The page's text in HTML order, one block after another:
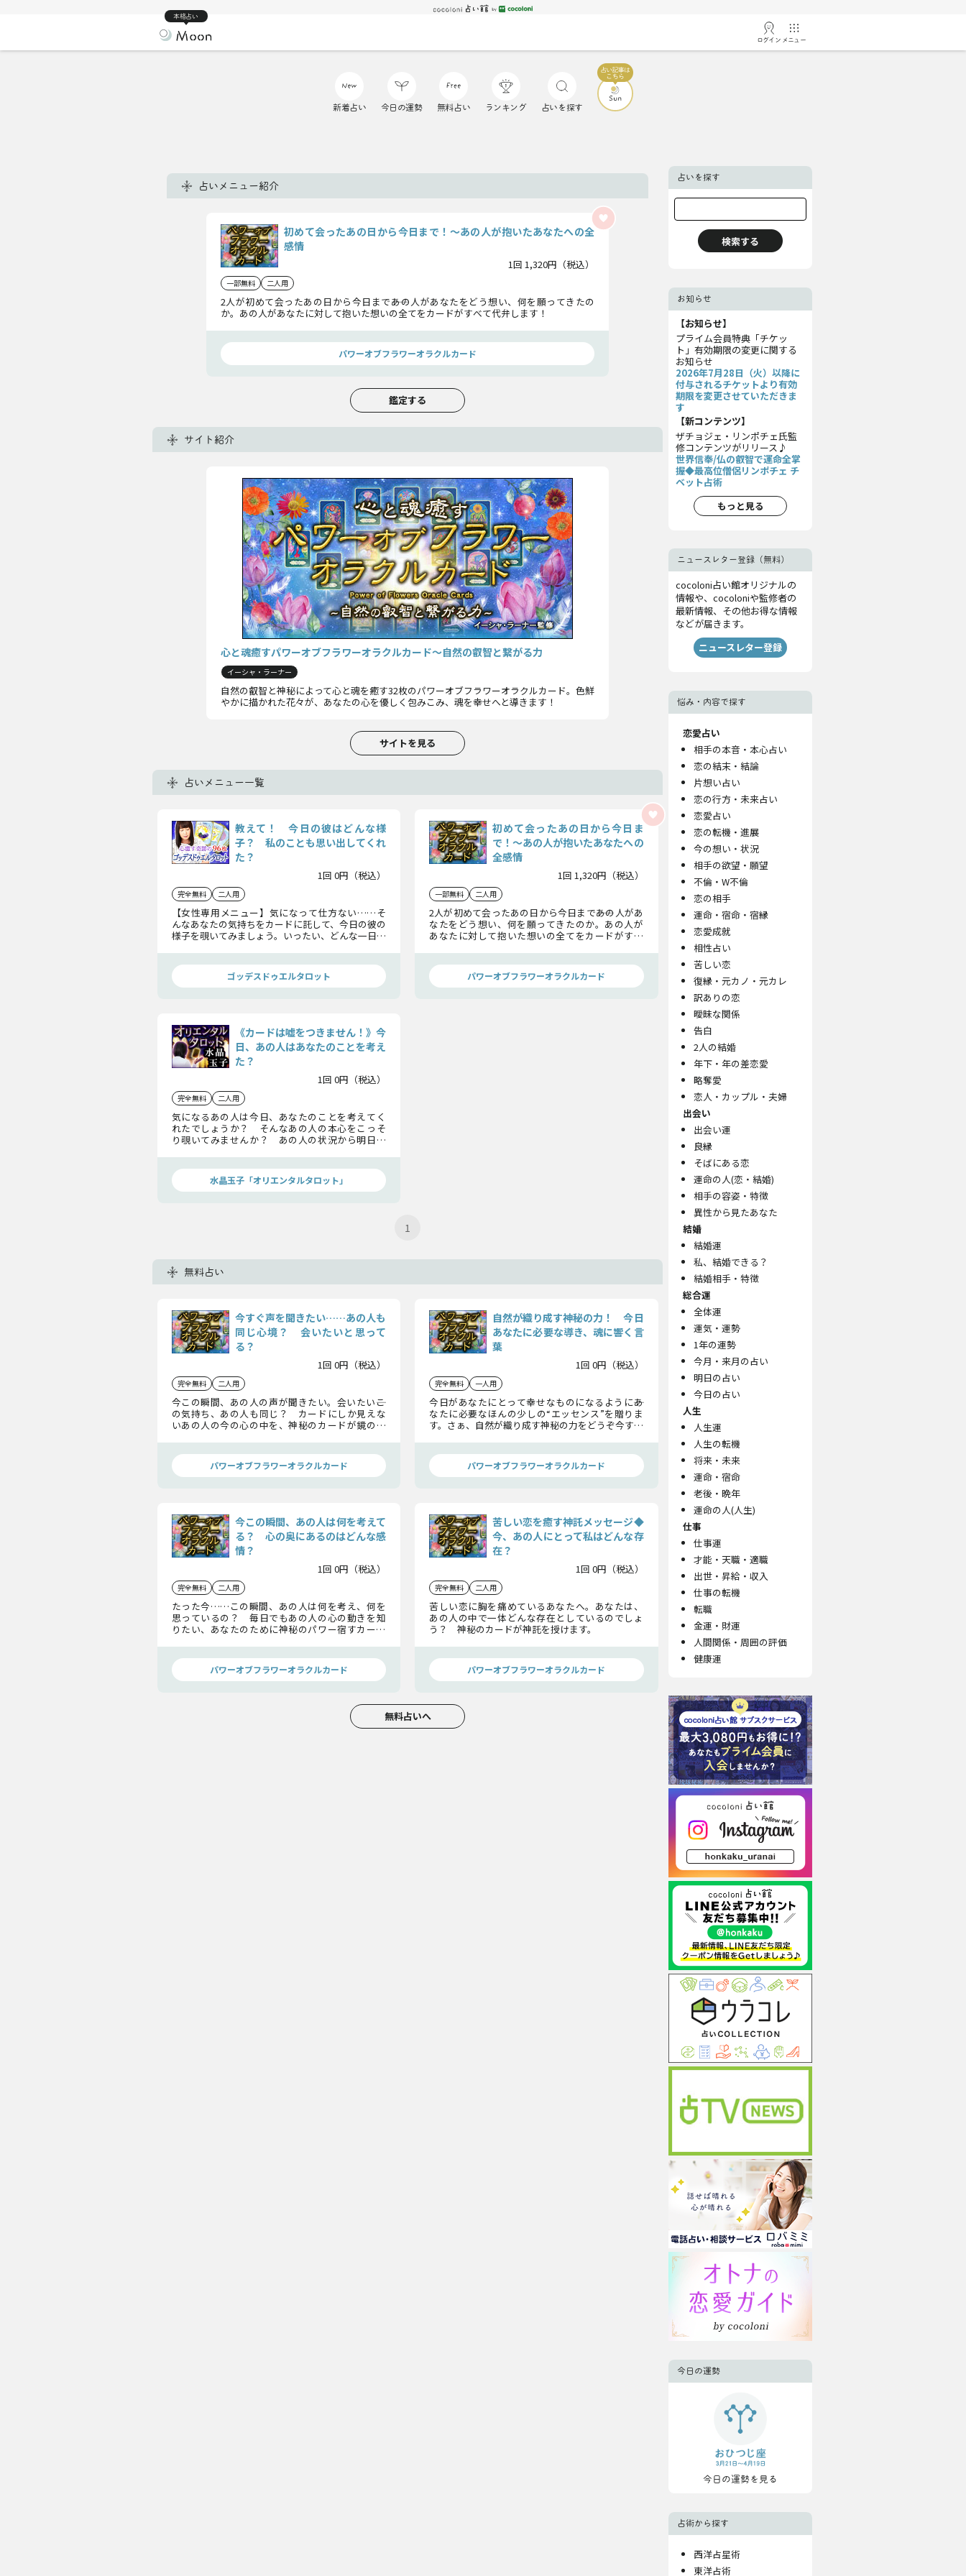
本格占い
ログイン メニュー
新着占い 今日の運勢 無料占い ランキング 占いを探す
占いメニュー紹介
初めて会ったあの日から今日まで！〜あの人が抱いたあなたへの全
感情
1回 1,320円（税込）
一部無料 二人用
2人が初めて会ったあの日から今日まで――あの人があなたをどう想い、何を願ってきたの
か。あの人があなたに対して抱いた想いの全てをカードがすべて代弁します！
パワーオブフラワーオラクルカード
鑑定する
サイト紹介
心と魂癒すパワーオブフラワーオラクルカード〜自然の叡智と繋がる力
イーシャ・ラーナー
自然の叡智と神秘によって心と魂を癒す32枚のパワーオブフラワーオラクルカード。色鮮
やかに描かれた花々が、あなたの心を優しく包みこみ、魂を幸せへと導きます！
サイトを見る
占いメニュー一覧
教えて！ 今日の彼はどんな様
子？ 私のことも思い出してくれ
た？
1回 0円（税込）
完全無料 二人用
【女性専用メニュー】気になって仕方ない……そ
んなあなたの気持ちをカードに託して、今日の彼の
様子を覗いてみましょう。いったい、どんな一日を
ゴッデスドゥエルタロット
初めて会ったあの日から今日ま
で！〜あの人が抱いたあなたへの
全感情
1回 1,320円（税込）
一部無料 二人用
2人が初めて会ったあの日から今日まで――あの人があ
なたをどう想い、何を願ってきたのか。あの人が
あなたに対して抱いた想いの全てをカードがすべ
パワーオブフラワーオラクルカード
《カードは嘘をつきません！》今
日、あの人はあなたのことを考え
た？
1回 0円（税込）
完全無料 二人用
気になるあの人は今日、あなたのことを考えてく
れたでしょうか？ そんなあの人の本心をこっそ
り覗いてみませんか？ あの人の状況から明日の
水晶玉子「オリエンタルタロット」
1
無料占い
今すぐ声を聞きたい……あの人も
同じ心境？ 会いたいと思って
る？
1回 0円（税込）
完全無料 二人用
今この瞬間、あの人の声が聞きたい。会いたい――こ
の気持ち、あの人も同じ？ カードにしか見えな
いあの人の今の心の中を、神秘のカードが鏡のよ
パワーオブフラワーオラクルカード
自然が織り成す神秘の力！ 今日
あなたに必要な導き、魂に響く言
葉
1回 0円（税込）
完全無料 一人用
今日があなたにとって幸せなものになるように――あ
なたに必要なほんの少しの“エッセンス”を贈りま
す。さぁ、自然が織り成す神秘の力をどうぞ今すぐ
パワーオブフラワーオラクルカード
今この瞬間、あの人は何を考えて
る？ 心の奥にあるのはどんな感
情？
1回 0円（税込）
完全無料 二人用
たった今……この瞬間、あの人は何を考え、何を
思っているの？ 毎日でもあの人の心の動きを知
りたい、あなたのために神秘のパワー宿すカード
パワーオブフラワーオラクルカード
苦しい恋を癒す神託メッセージ◆
今、あの人にとって私はどんな存
在？
1回 0円（税込）
完全無料 二人用
苦しい恋に胸を痛めているあなたへ。あなたは、
あの人の中で一体どんな存在としているのでしょ
う？ 神秘のカードが神託を授けます。
パワーオブフラワーオラクルカード
無料占いへ
占いを探す
お知らせ
【お知らせ】
プライム会員特典「チケッ
ト」有効期限の変更に関する
お知らせ
2026年7月28日（火）以降に
付与されるチケットより有効
期限を変更させていただきま
す
【新コンテンツ】
ザチョジェ・リンポチェ氏監
修コンテンツがリリース♪
世界信奉/仏の叡智で運命全掌
握◆最高位僧侶リンポチェ チ
ベット占術
もっと見る
ニュースレター登録（無料）
cocoloni占い館オリジナルの
情報や、cocoloniや監修者の
最新情報、その他お得な情報
などが届きます。
ニュースレター登録
悩み・内容で探す
恋愛占い
相手の本音・本心占い
恋の結末・結論
片想い占い
恋の行方・未来占い
恋愛占い
恋の転機・進展
今の想い・状況
相手の欲望・願望
不倫・W不倫
恋の相手
運命・宿命・宿縁
恋愛成就
相性占い
苦しい恋
復縁・元カノ・元カレ
訳ありの恋
曖昧な関係
告白
2人の結婚
年下・年の差恋愛
略奪愛
恋人・カップル・夫婦
出会い
出会い運
良縁
そばにある恋
運命の人(恋・結婚)
相手の容姿・特徴
異性から見たあなた
結婚
結婚運
私、結婚できる？
結婚相手・特徴
総合運
全体運
運気・運勢
1年の運勢
今月・来月の占い
明日の占い
今日の占い
人生
人生運
人生の転機
将来・未来
運命・宿命
老後・晩年
運命の人(人生)
仕事
仕事運
才能・天職・適職
出世・昇給・収入
仕事の転機
転職
金運・財運
人間関係・周囲の評価
健康運
今日の運勢
今日の運勢を見る
占術から探す
西洋占星術
東洋占術